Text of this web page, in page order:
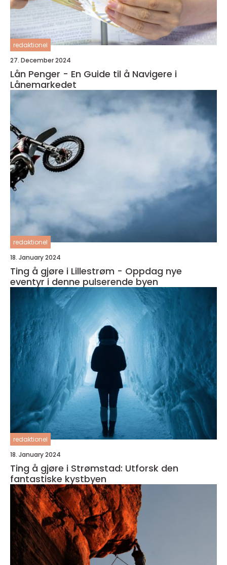
redaktionel
27. December 2024
Lån Penger - En Guide til å Navigere i
Lånemarkedet
redaktionel
18. January 2024
Ting å gjøre i Lillestrøm - Oppdag nye
eventyr i denne pulserende byen
redaktionel
18. January 2024
Ting å gjøre i Strømstad: Utforsk den
fantastiske kystbyen